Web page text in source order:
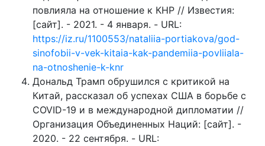
повлияла на отношение к КНР // Известия:
[сайт]. - 2021. - 4 января. - URL:
https://iz.ru/1100553/nataliia-portiakova/god-
sinofobii-v-vek-kitaia-kak-pandemiia-povliiala-
na-otnoshenie-k-knr
Дональд Трамп обрушился с критикой на
Китай, рассказал об успехах США в борьбе с
СOVID-19 и в международной дипломатии //
Организация Объединенных Наций: [сайт]. -
2020. - 22 сентября. - URL: